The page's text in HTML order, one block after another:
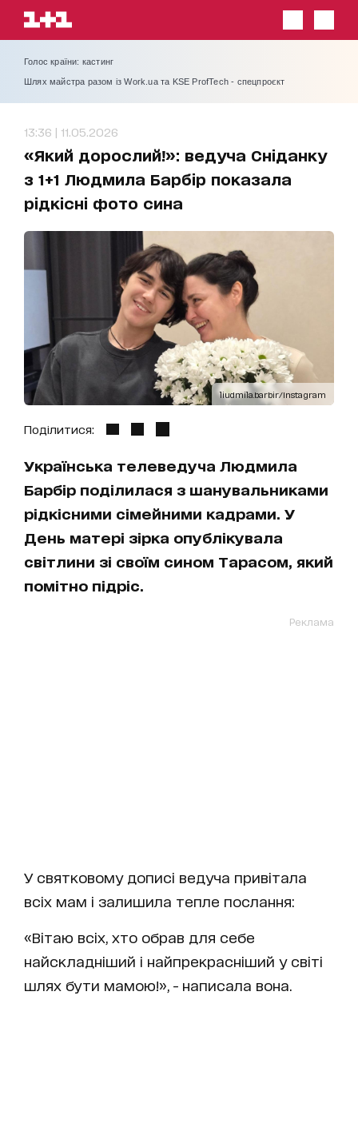
Голос країни: кастинг
Шлях майстра разом із Work.ua та KSE ProfTech - спецпроєкт
13:36 | 11.05.2026
«Який дорослий!»: ведуча Сніданку
з 1+1 Людмила Барбір показала
рідкісні фото сина
liudmila.barbir/Instagram
Поділитися:
Українська телеведуча Людмила
Барбір поділилася з шанувальниками
рідкісними сімейними кадрами. У
День матері зірка опублікувала
світлини зі своїм сином Тарасом, який
помітно підріс.
Реклама
У святковому дописі ведуча привітала
всіх мам і залишила тепле послання:
«Вітаю всіх, хто обрав для себе
найскладніший і найпрекрасніший у світі
шлях бути мамою!», - написала вона.